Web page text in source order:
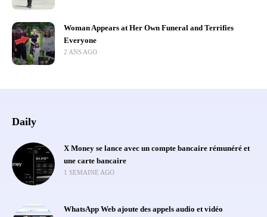
Woman Appears at Her Own Funeral and Terrifies
Everyone
2 ANS AGO
Daily
X Money se lance avec un compte bancaire rémunéré et
une carte bancaire
1 SEMAINE AGO
WhatsApp Web ajoute des appels audio et vidéo